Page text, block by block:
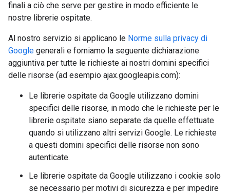
finali a ciò che serve per gestire in modo efficiente le
nostre librerie ospitate.
Al nostro servizio si applicano le Norme sulla privacy di
Google generali e forniamo la seguente dichiarazione
aggiuntiva per tutte le richieste ai nostri domini specifici
delle risorse (ad esempio ajax.googleapis.com):
Le librerie ospitate da Google utilizzano domini
specifici delle risorse, in modo che le richieste per le
librerie ospitate siano separate da quelle effettuate
quando si utilizzano altri servizi Google. Le richieste
a questi domini specifici delle risorse non sono
autenticate.
Le librerie ospitate da Google utilizzano i cookie solo
se necessario per motivi di sicurezza e per impedire